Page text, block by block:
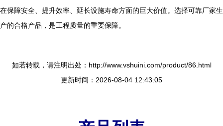
在保障安全、提升效率、延长设施寿命方面的巨大价值。选择可靠厂家生
产的合格产品，是工程质量的重要保障。
如若转载，请注明出处：http://www.vshuini.com/product/86.html
更新时间：2026-08-04 12:43:05